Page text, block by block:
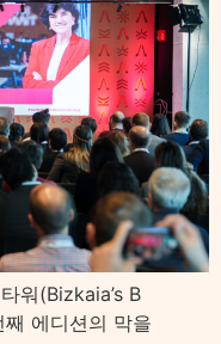
워(Bizkaia’s B
에디션의 막을